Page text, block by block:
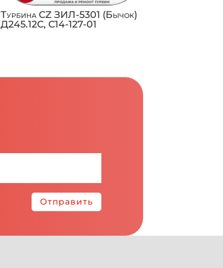
Турбина CZ ЗИЛ-5301 (Бычок)
Д245.12С, C14-127-01
Отправить